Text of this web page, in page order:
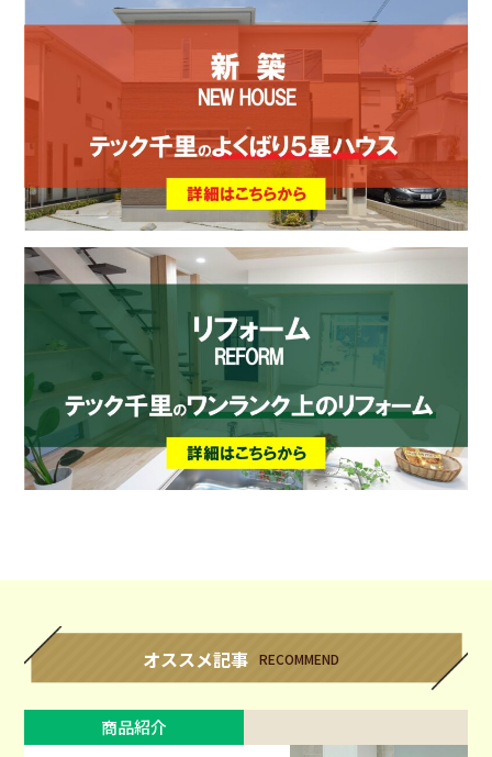
オススメ記事 RECOMMEND
商品紹介